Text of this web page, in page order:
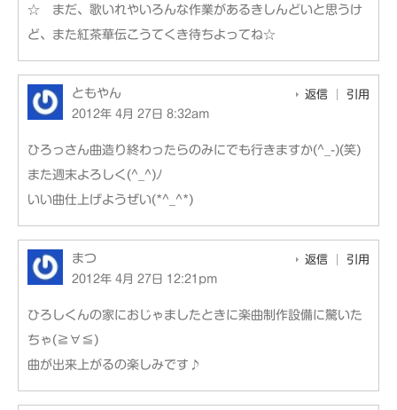
☆ まだ、歌いれやいろんな作業があるきしんどいと思うけ
ど、また紅茶華伝こうてくき待ちよってね☆
ともやん
2012年 4月 27日 8:32am
返信 引用
ひろっさん曲造り終わったらのみにでも行きますか(^_-)(笑)
また週末よろしく(^_^)ﾉ
いい曲仕上げようぜい(*^_^*)
まつ
2012年 4月 27日 12:21pm
返信 引用
ひろしくんの家におじゃましたときに楽曲制作設備に驚いた
ちゃ(≧∀≦)
曲が出来上がるの楽しみです♪